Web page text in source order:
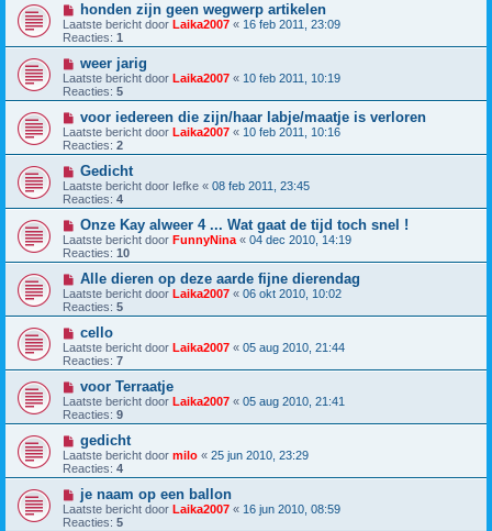
honden zijn geen wegwerp artikelen
Laatste bericht door Laika2007 « 16 feb 2011, 23:09
Reacties: 1
weer jarig
Laatste bericht door Laika2007 « 10 feb 2011, 10:19
Reacties: 5
voor iedereen die zijn/haar labje/maatje is verloren
Laatste bericht door Laika2007 « 10 feb 2011, 10:16
Reacties: 2
Gedicht
Laatste bericht door Iefke « 08 feb 2011, 23:45
Reacties: 4
Onze Kay alweer 4 ... Wat gaat de tijd toch snel !
Laatste bericht door FunnyNina « 04 dec 2010, 14:19
Reacties: 10
Alle dieren op deze aarde fijne dierendag
Laatste bericht door Laika2007 « 06 okt 2010, 10:02
Reacties: 5
cello
Laatste bericht door Laika2007 « 05 aug 2010, 21:44
Reacties: 7
voor Terraatje
Laatste bericht door Laika2007 « 05 aug 2010, 21:41
Reacties: 9
gedicht
Laatste bericht door milo « 25 jun 2010, 23:29
Reacties: 4
je naam op een ballon
Laatste bericht door Laika2007 « 16 jun 2010, 08:59
Reacties: 5